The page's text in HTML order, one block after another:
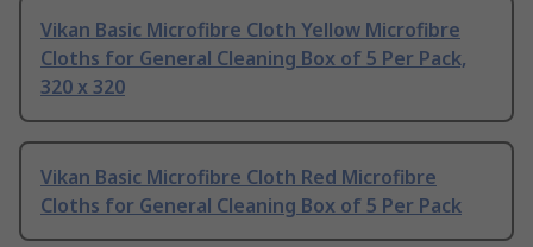
Vikan Basic Microfibre Cloth Yellow Microfibre
Cloths for General Cleaning Box of 5 Per Pack,
320 x 320
Vikan Basic Microfibre Cloth Red Microfibre
Cloths for General Cleaning Box of 5 Per Pack